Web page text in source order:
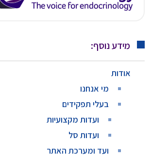
מידע נוסף:
אודות
מי אנחנו
בעלי תפקידים
ועדות מקצועיות
ועדות סל
ועד ומערכת האתר